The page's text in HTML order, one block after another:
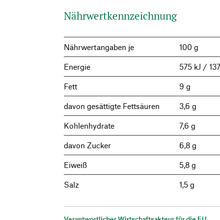
Nährwertkennzeichnung
Nährwertangaben je 100 g
Energie 575 kJ /
Fett 9 g
davon gesättigte Fettsäuren 3,6 g
Kohlenhydrate 7,6 g
davon Zucker 6,8 g
Eiweiß 5,8 g
Salz 1,5 g